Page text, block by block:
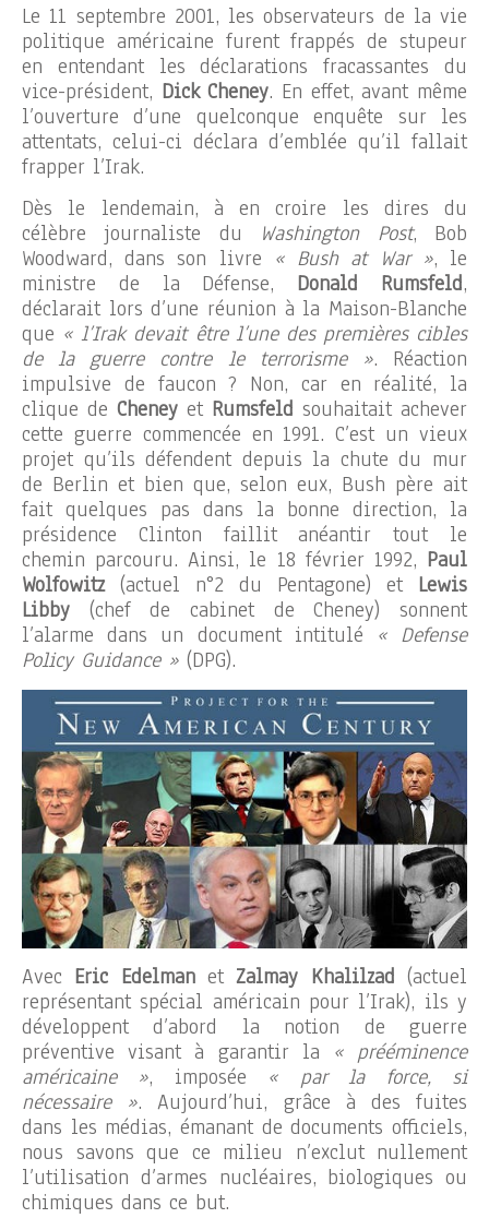
Le 11 septembre 2001, les observateurs de la vie
politique américaine furent frappés de stupeur
en entendant les déclarations fracassantes du
vice-président, Dick Cheney. En effet, avant même
l’ouverture d’une quelconque enquête sur les
attentats, celui-ci déclara d’emblée qu’il fallait
frapper l’Irak.
Dès le lendemain, à en croire les dires du
célèbre journaliste du
Washington Post, Bob
Woodward, dans son livre « Bush at War », le
ministre de la Défense, Donald Rumsfeld,
déclarait lors d’une réunion à la Maison-Blanche
que « l’Irak devait être l’une des premières cibles
de la guerre contre le terrorisme ». Réaction
impulsive de faucon ? Non, car en réalité, la
clique de Cheney et Rumsfeld souhaitait achever
cette guerre commencée en 1991. C’est un vieux
projet qu’ils défendent depuis la chute du mur
de Berlin et bien que, selon eux, Bush père ait
fait quelques pas dans la bonne direction, la
présidence Clinton faillit anéantir tout le
chemin parcouru. Ainsi, le 18 février 1992, Paul
Wolfowitz(actuel n°2 du Pentagone) et Lewis
Libby (chef de cabinet de Cheney) sonnent
l’alarme dans un document intitulé « Defense
Policy Guidance » (DPG).
Avec Eric EdelmanetZalmay Khalilzad (actuel
représentant spécial américain pour l’Irak), ils y
développent d’abord la notion de guerre
préventive visant à garantir la « prééminence
américaine », imposée « par la force, si
nécessaire ». Aujourd’hui, grâce à des fuites
dans les médias, émanant de documents officiels,
nous savons que ce milieu n’exclut nullement
l’utilisation d’armes nucléaires, biologiques ou
chimiques dans ce but.